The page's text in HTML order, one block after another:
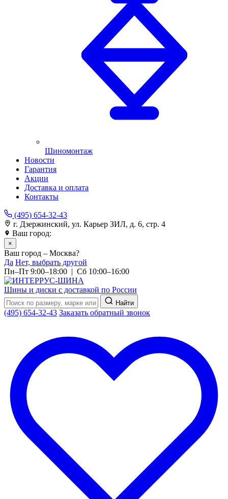
Шиномонтаж
Новости
Гарантия
Акции
Доставка и оплата
Контакты
(495) 654-32-43
г. Дзержинский, ул. Карьер ЗИЛ, д. 6, стр. 4
Ваш город:
×
Ваш город – Москва?
Да Нет, выбрать другой
Пн–Пт 9:00–18:00 | Сб 10:00–16:00
Шины и диски с доставкой по России
Найти
(495) 654-32-43 Заказать обратный звонок